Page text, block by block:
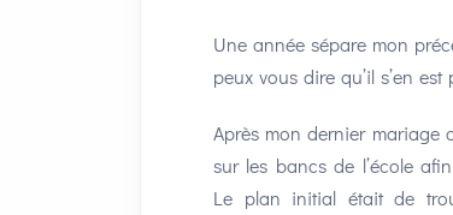
Une année sépare mon
peux vous dire qu’il s’en
Après mon dernier mariage
sur les bancs de l’école
Le plan initial était de